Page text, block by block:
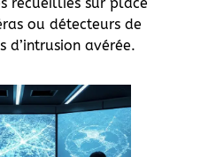
ou détecteurs de
d’intrusion avérée.